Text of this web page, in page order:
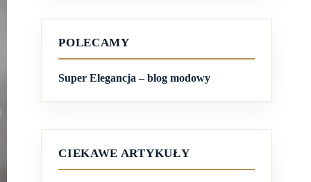
POLECAMY
Super Elegancja – blog modowy
CIEKAWE ARTYKUŁY